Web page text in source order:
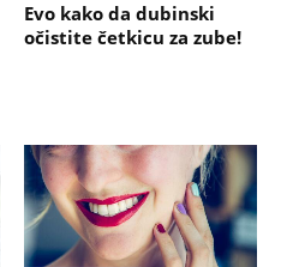
Evo kako da dubinski
očistite četkicu za zube!